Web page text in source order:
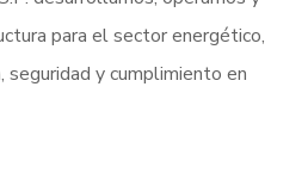
para el sector energético,
seguridad y cumplimiento en